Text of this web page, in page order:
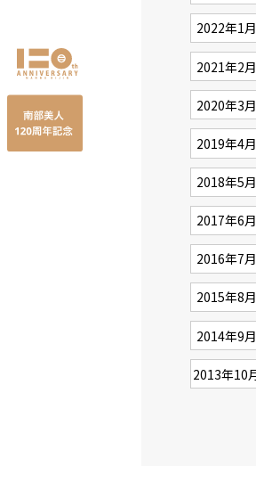
2022年1月
2021年2月
2020年3月
2019年4月
2018年5月
2017年6月
2016年7月
2015年8月
2014年9月
2013年10